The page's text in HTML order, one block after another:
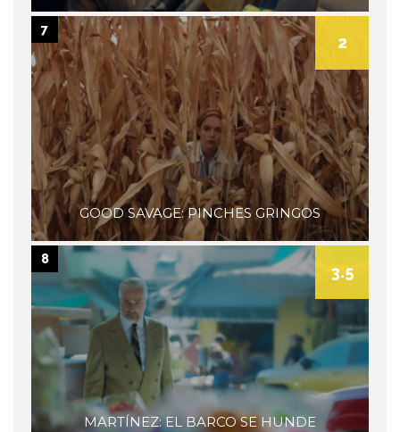
GOOD SAVAGE: PINCHES GRINGOS
2
7
MARTÍNEZ: EL BARCO SE HUNDE
3.5
8